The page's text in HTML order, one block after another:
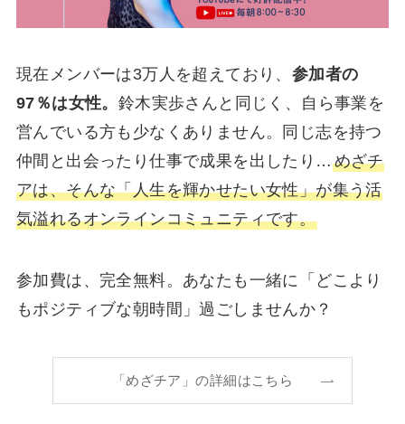
現在メンバーは3万人を超えており、 参加者の
97％は女性。 鈴木実歩さんと同じく、自ら事業を
営んでいる方も少なくありません。同じ志を持つ
仲間と出会ったり仕事で成果を出したり… めざチ
アは、そんな「人生を輝かせたい女性」が集う活
気溢れるオンラインコミュニティです。
参加費は、完全無料。あなたも一緒に「どこより
もポジティブな朝時間」過ごしませんか？
「めざチア」の詳細はこちら